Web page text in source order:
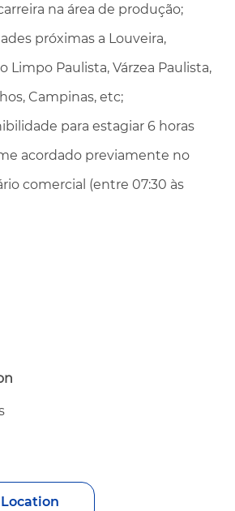
na área de produção;
próximas a Louveira,
Limpo Paulista, Várzea Paulista,
Campinas, etc;
para estagiar 6 horas
acordado previamente no
comercial (entre 07:30 às